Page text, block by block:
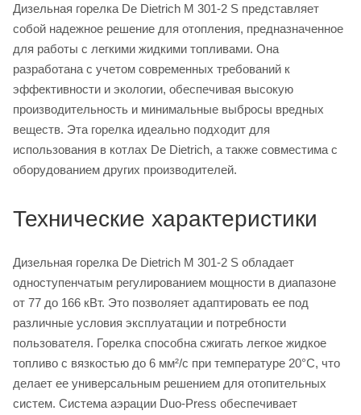
Дизельная горелка De Dietrich M 301-2 S представляет
собой надежное решение для отопления, предназначенное
для работы с легкими жидкими топливами. Она
разработана с учетом современных требований к
эффективности и экологии, обеспечивая высокую
производительность и минимальные выбросы вредных
веществ. Эта горелка идеально подходит для
использования в котлах De Dietrich, а также совместима с
оборудованием других производителей.
Технические характеристики
Дизельная горелка De Dietrich M 301-2 S обладает
одноступенчатым регулированием мощности в диапазоне
от 77 до 166 кВт. Это позволяет адаптировать ее под
различные условия эксплуатации и потребности
пользователя. Горелка способна сжигать легкое жидкое
топливо с вязкостью до 6 мм²/с при температуре 20°C, что
делает ее универсальным решением для отопительных
систем. Система аэрации Duo-Press обеспечивает